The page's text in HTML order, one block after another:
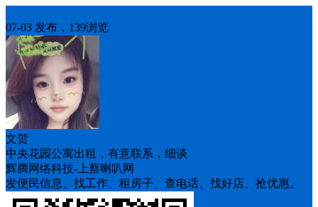
07-03 发布，139浏览
文贺
中央花园公寓出租，有意联系，细谈
辉腾网络科技-上蔡喇叭网
发便民信息、找工作、租房子、查电话、找好店、抢优惠。